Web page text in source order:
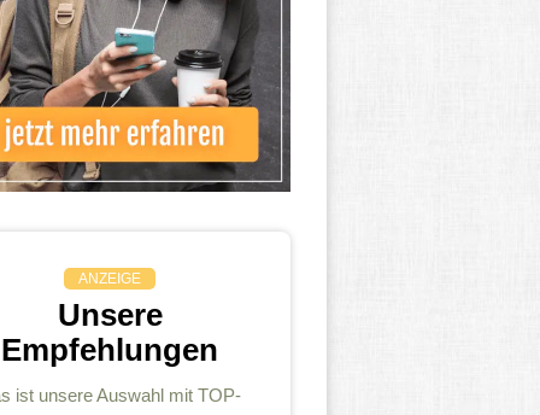
ANZEIGE
Unsere
Empfehlungen
ist unsere Auswahl mit TOP-